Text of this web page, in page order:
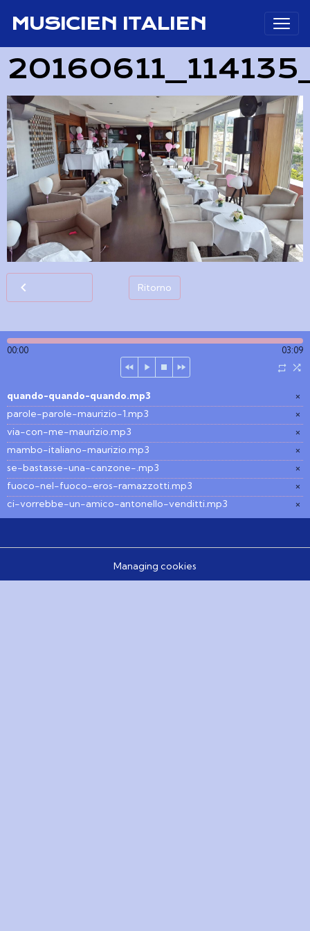
MUSICIEN ITALIEN
Ritorno
00:00 03:09
×
quando-quando-quando.mp3
×
parole-parole-maurizio-1.mp3
×
via-con-me-maurizio.mp3
×
mambo-italiano-maurizio.mp3
×
se-bastasse-una-canzone-.mp3
×
fuoco-nel-fuoco-eros-ramazzotti.mp3
×
ci-vorrebbe-un-amico-antonello-venditti.mp3
Managing cookies